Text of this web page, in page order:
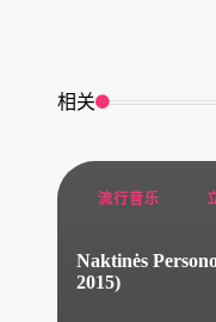
相关
Posted
流行音乐
Naktinės
2015)